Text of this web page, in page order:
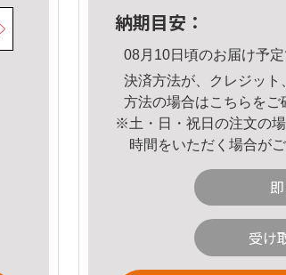
納期目安：
08月10日頃のお届け予定
決済方法が、クレジッ
方法の場合はこちら をご
※土・日・祝日の注文の
時間をいただく場合がご
受け